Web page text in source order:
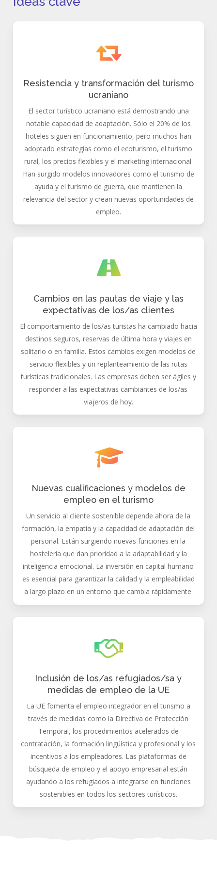
Resistencia y transformación del turismo
ucraniano
El sector turístico ucraniano está demostrando una
notable capacidad de adaptación. Sólo el 20% de los
hoteles siguen en funcionamiento, pero muchos han
adoptado estrategias como el ecoturismo, el turismo
rural, los precios flexibles y el marketing internacional.
Han surgido modelos innovadores como el turismo de
ayuda y el turismo de guerra, que mantienen la
relevancia del sector y crean nuevas oportunidades de
empleo.
Cambios en las pautas de viaje y las
expectativas de los/as clientes
El comportamiento de los/as turistas ha cambiado hacia
destinos seguros, reservas de última hora y viajes en
solitario o en familia. Estos cambios exigen modelos de
servicio flexibles y un replanteamiento de las rutas
turísticas tradicionales. Las empresas deben ser ágiles y
responder a las expectativas cambiantes de los/as
viajeros de hoy.
Nuevas cualificaciones y modelos de
empleo en el turismo
Un servicio al cliente sostenible depende ahora de la
formación, la empatía y la capacidad de adaptación del
personal. Están surgiendo nuevas funciones en la
hostelería que dan prioridad a la adaptabilidad y la
inteligencia emocional. La inversión en capital humano
es esencial para garantizar la calidad y la empleabilidad
a largo plazo en un entorno que cambia rápidamente.
Inclusión de los/as refugiados/sa y
medidas de empleo de la UE
La UE fomenta el empleo integrador en el turismo a
través de medidas como la Directiva de Protección
Temporal, los procedimientos acelerados de
contratación, la formación lingüística y profesional y los
incentivos a los empleadores. Las plataformas de
búsqueda de empleo y el apoyo empresarial están
ayudando a los refugiados a integrarse en funciones
sostenibles en todos los sectores turísticos.